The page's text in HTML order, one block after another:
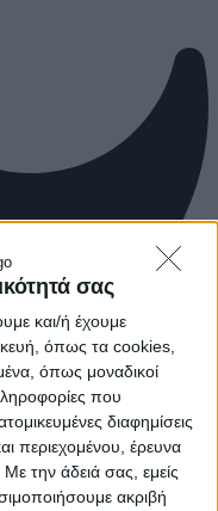
σας
και/ή έχουμε
όπως τα cookies,
όπως μοναδικοί
που
διαφημίσεις
περιεχομένου, έρευνα
Με την άδειά σας, εμείς
ακριβή